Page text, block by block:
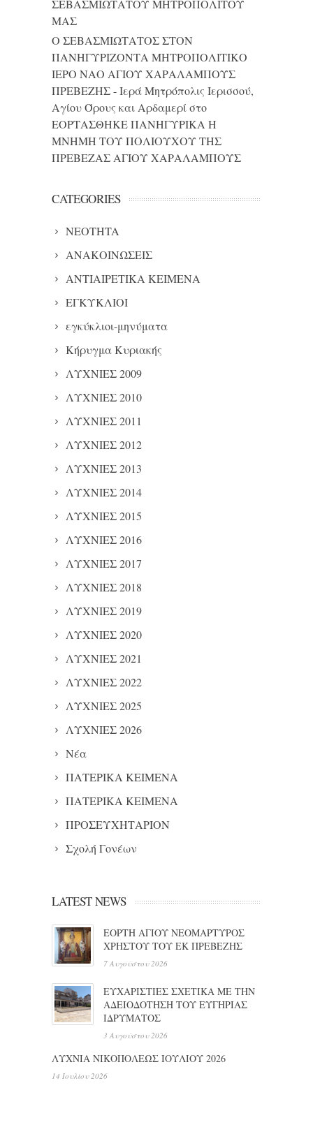
ΣΕΒΑΣΜΙΩΤΑΤΟΥ ΜΗΤΡΟΠΟΛΙΤΟΥ
ΜΑΣ
Ο ΣΕΒΑΣΜΙΩΤΑΤΟΣ ΣΤΟΝ
ΠΑΝΗΓΥΡΙΖΟΝΤΑ ΜΗΤΡΟΠΟΛΙΤΙΚΟ
ΙΕΡΟ ΝΑΟ ΑΓΙΟΥ ΧΑΡΑΛΑΜΠΟΥΣ
ΠΡΕΒΕΖΗΣ - Ιερά Μητρόπολις Ιερισσού,
Αγίου Όρους και Αρδαμερίστο
ΕΟΡΤΑΣΘΗΚΕ ΠΑΝΗΓΥΡΙΚΑ Η
ΜΝΗΜΗ ΤΟΥ ΠΟΛΙΟΥΧΟΥ ΤΗΣ
ΠΡΕΒΕΖΑΣ ΑΓΙΟΥ ΧΑΡΑΛΑΜΠΟΥΣ
CATEGORIES
NEOTHTA
ΑΝΑΚΟΙΝΩΣΕΙΣ
ΑΝΤΙΑΙΡΕΤΙΚΑ ΚΕΙΜΕΝΑ
ΕΓΚΥΚΛΙΟΙ
εγκύκλιοι-μηνύματα
Κήρυγμα Κυριακής
ΛΥΧΝΙΕΣ 2009
ΛΥΧΝΙΕΣ 2010
ΛΥΧΝΙΕΣ 2011
ΛΥΧΝΙΕΣ 2012
ΛΥΧΝΙΕΣ 2013
ΛΥΧΝΙΕΣ 2014
ΛΥΧΝΙΕΣ 2015
ΛΥΧΝΙΕΣ 2016
ΛΥΧΝΙΕΣ 2017
ΛΥΧΝΙΕΣ 2018
ΛΥΧΝΙΕΣ 2019
ΛΥΧΝΙΕΣ 2020
ΛΥΧΝΙΕΣ 2021
ΛΥΧΝΙΕΣ 2022
ΛΥΧΝΙΕΣ 2025
ΛΥΧΝΙΕΣ 2026
Νέα
ΠΑΤΕΡΙΚΑ ΚΕΙΜΕΝΑ
ΠΑΤΕΡΙΚΑ ΚΕΙΜΕΝΑ
ΠΡΟΣΕΥΧΗΤΑΡΙΟΝ
Σχολή Γονέων
LATEST NEWS
ΕΟΡΤΗ ΑΓΙΟΥ ΝΕΟΜΑΡΤΥΡΟΣ
ΧΡΗΣΤΟΥ ΤΟΥ ΕΚ ΠΡΕΒΕΖΗΣ
7 Αυγούστου 2026
ΕΥΧΑΡΙΣΤΙΕΣ ΣΧΕΤΙΚΑ ΜΕ ΤΗΝ
ΑΔΕΙΟΔΟΤΗΣΗ ΤΟΥ ΕΥΓΗΡΙΑΣ
ΙΔΡΥΜΑΤΟΣ
3 Αυγούστου 2026
ΛΥΧΝΙΑ ΝΙΚΟΠΟΛΕΩΣ ΙΟΥΛΙΟΥ 2026
14 Ιουλίου 2026